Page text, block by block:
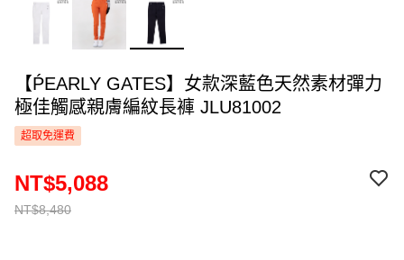
【ṔEARLY GATES】女款深藍色天然素材彈力
極佳觸感親膚編紋長褲 JLU81002
超取免運費
NT$8,480
NT$5,088